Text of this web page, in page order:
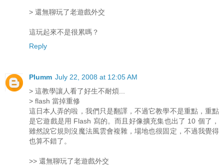
> 還無聊玩了老遊戲外交
這玩起來不是很累嗎？
Reply
Plumm July 22, 2008 at 12:05 AM
> 這教學讓人看了好生不耐煩...
> flash 當掉重修
這日本人弄的啦，我們只是翻譯，不過它教學不是重點，重點
是它遊戲是用 Flash 寫的。而且好像擴充集也出了 10 個了，
雖然說它規則沒魔法風雲會複雜，場地也很固定，不過我覺得
也算不錯了。
>> 還無聊玩了老遊戲外交